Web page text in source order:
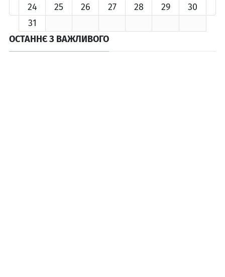
24
25 26 27 28 29
30
31
ОСТАННЄ З ВАЖЛИВОГО